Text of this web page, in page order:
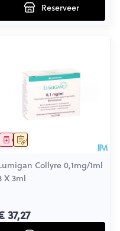
Reserveer
Op voorschrift
Geneesmiddel
Collyre 0,1mg/1ml
X 3ml
37,27